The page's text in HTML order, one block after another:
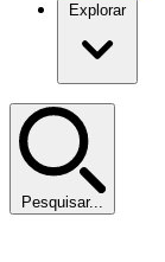
Explorar
Pesquisar...